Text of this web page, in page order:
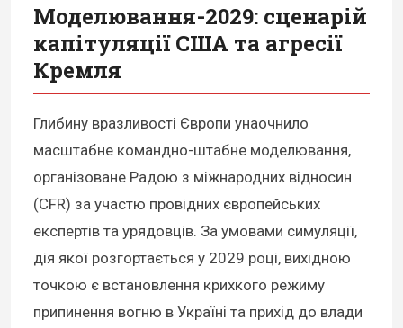
Моделювання-2029: сценарій
капітуляції США та агресії
Кремля
Глибину вразливості Європи унаочнило
масштабне командно-штабне моделювання,
організоване Радою з міжнародних відносин
(CFR) за участю провідних європейських
експертів та урядовців. За умовами симуляції,
дія якої розгортається у 2029 році, вихідною
точкою є встановлення крихкого режиму
припинення вогню в Україні та прихід до влади